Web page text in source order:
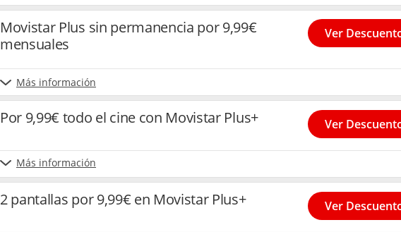
Movistar Plus sin permanencia por 9,99€
mensuales
Más información
Ver
Por 9,99€ todo el cine con Movistar Plus+
Más información
Ver
2 pantallas por 9,99€ en Movistar Plus+ Ver